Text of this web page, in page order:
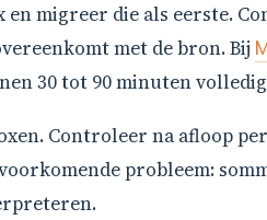
migreer die als eerste.
met de bron. Bij
30 tot 90 minuten
Controleer na afloop
probleem: